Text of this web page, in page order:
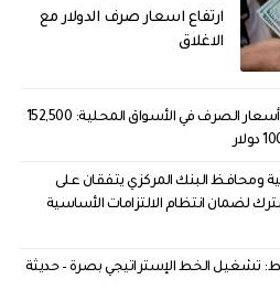
ارتفاع اسعار صرف الدولار مع
الاغلاق
استقرار أسعار الصرف في الأسواق المحلية: 152,500
ومحافظ البنك المركزي يتفقان على
لضمان انتظام الالتزامات الأساسية
تشغيل الخط الإستراتيجي بصرة – حديثة